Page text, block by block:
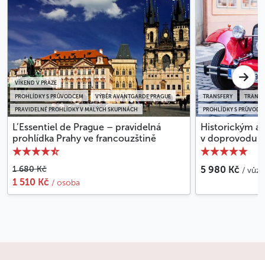
PRAVIDELNÉ PROHLÍDKY V MALÝCH SKUPINÁCH
PROHLÍDKY S PRŮVODCEM VÝBĚR AVANTGARDE PRAGUE
VÍKEND V PRAZE
L’Essentiel de Prague – pravidelná
prohlídka Prahy ve francouzštině
1 680 Kč
1 510 Kč / osoba
PROHLÍDKY S
TRANSFERY
Historickým
v doprovodu
5 980 Kč / vůz